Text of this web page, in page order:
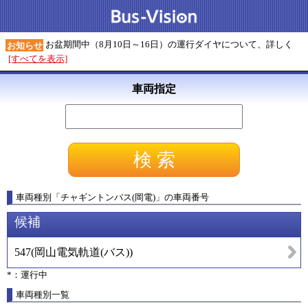
お知らせ お盆期間中（8月10日～16日）の運行ダイヤについて、詳しく
[すべてを表示]
車両指定
車両種別 「チャギントンバス(岡電) 」 の車両番号
候補
547(岡山電気軌道(バス))
*：運行中
車両種別一覧